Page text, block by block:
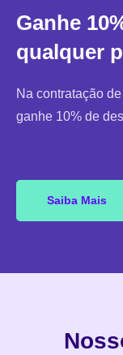
Ganhe
qualquer
Na contratação
ganhe 10% de
Saiba Mais